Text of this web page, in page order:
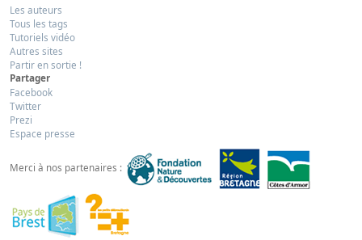
Les auteurs
Tous les tags
Tutoriels vidéo
Autres sites
Partir en sortie !
Partager
Facebook
Twitter
Prezi
Espace presse
Merci à nos partenaires :